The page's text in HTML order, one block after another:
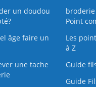
un doudou
Point
âge faire un
Les
à Z
une tache
Guide
Guide